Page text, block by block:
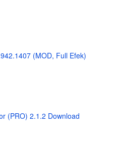
(MOD, Full Efek)
(PRO) 2.1.2 Download